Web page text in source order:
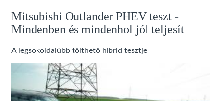
Mitsubishi Outlander PHEV teszt -
Mindenben és mindenhol jól teljesít
A legsokoldalúbb tölthető hibrid tesztje